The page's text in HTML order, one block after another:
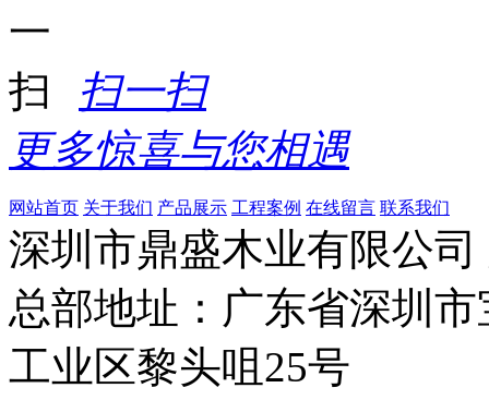
扫一扫
更多惊喜与您相遇
网站首页 关于我们 产品展示 工程案例 在线留言 联系我们
深圳市鼎盛木业有限公司
总部地址：广东省深圳
工业区黎头咀25号